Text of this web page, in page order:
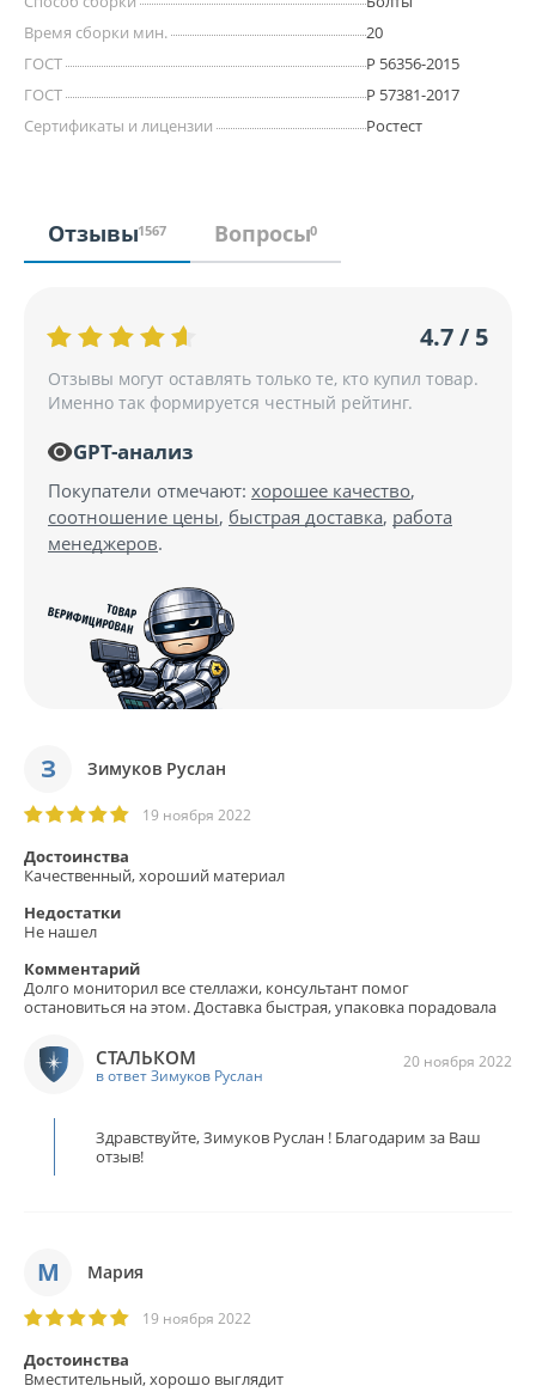
Время сборки мин.
20
ГОСТ
Р 56356-2015
ГОСТ
Р 57381-2017
Сертификаты и лицензии
Ростест
Отзывы1567 Вопросы0
З Зимуков Руслан
19 ноября 2022
Достоинства
Качественный, хороший материал
Недостатки
Не нашел
Комментарий
Долго мониторил все стеллажи, консультант помог
остановиться на этом. Доставка быстрая, упаковка порадовала
20 ноября 2022
СТАЛЬКОМ
в ответ Зимуков Руслан
Здравствуйте, Зимуков Руслан ! Благодарим за Ваш
отзыв!
М Мария
19 ноября 2022
Достоинства
Вместительный, хорошо выглядит
4.7 / 5
Отзывы могут оставлять только те, кто купил товар.
Именно так формируется честный рейтинг.
GPT-анализ
Покупатели отмечают: хорошее качество,
соотношение цены, быстрая доставка, работа
менеджеров.